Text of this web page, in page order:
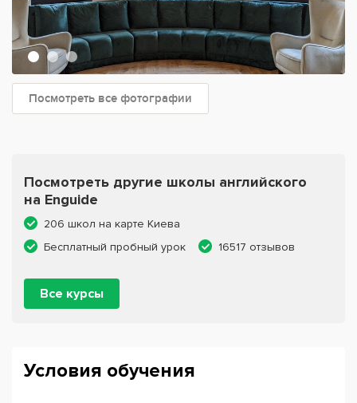
Посмотреть все фотографии
Посмотреть другие школы английского
на Enguide
206 школ на карте Киева
Бесплатный пробный урок
16517 отзывов
Все курсы
Условия обучения